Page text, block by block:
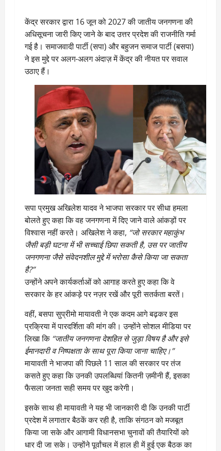
केंद्र सरकार द्वारा 16 जून को 2027 की जातीय जनगणना की
अधिसूचना जारी किए जाने के बाद उत्तर प्रदेश की राजनीति गर्मा
गई है। समाजवादी पार्टी (सपा) और बहुजन समाज पार्टी (बसपा)
ने इस मुद्दे पर अलग-अलग अंदाज़ में केंद्र की नीयत पर सवाल
उठाए हैं।
सपा प्रमुख अखिलेश यादव ने भाजपा सरकार पर सीधा हमला
बोलते हुए कहा कि वह जनगणना में दिए जाने वाले आंकड़ों पर
विश्वास नहीं करते। अखिलेश ने कहा, “जो सरकार महाकुंभ
जैसी बड़ी घटना में भी सच्चाई छिपा सकती है, उस पर जातीय
जनगणना जैसे संवेदनशील मुद्दे में भरोसा कैसे किया जा सकता
है?”
उन्होंने अपने कार्यकर्ताओं को आगाह करते हुए कहा कि वे
सरकार के हर आंकड़े पर नज़र रखें और पूरी सतर्कता बरतें।
वहीं, बसपा सुप्रीमो मायावती ने एक कदम आगे बढ़कर इस
प्रक्रिया में पारदर्शिता की मांग की। उन्होंने सोशल मीडिया पर
लिखा कि “जातीय जनगणना देशहित से जुड़ा विषय है और इसे
ईमानदारी व निष्पक्षता के साथ पूरा किया जाना चाहिए।”
मायावती ने भाजपा की पिछले 11 साल की सरकार पर तंज
कसते हुए कहा कि उनकी उपलब्धियां कितनी ज़मीनी हैं, इसका
फैसला जनता सही समय पर खुद करेगी।
इसके साथ ही मायावती ने यह भी जानकारी दी कि उनकी पार्टी
प्रदेश में लगातार बैठकें कर रही है, ताकि संगठन को मजबूत
किया जा सके और आगामी विधानसभा चुनावों की तैयारियों को
धार दी जा सके। उन्होंने पूर्वांचल में हाल ही में हुई एक बैठक का